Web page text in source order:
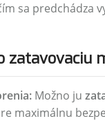
sa predchádza
Možno ju
maximálnu